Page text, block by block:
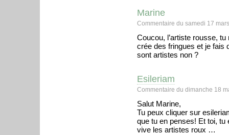
Marine
Commentaire du samedi 17
Coucou, l’artiste rousse,
crée des fringues et je fais
sont artistes non ?
Esileriam
Commentaire du dimanche 18
Salut Marine,
Tu peux cliquer sur
que tu en penses! Et toi, tu
vive les artistes roux …